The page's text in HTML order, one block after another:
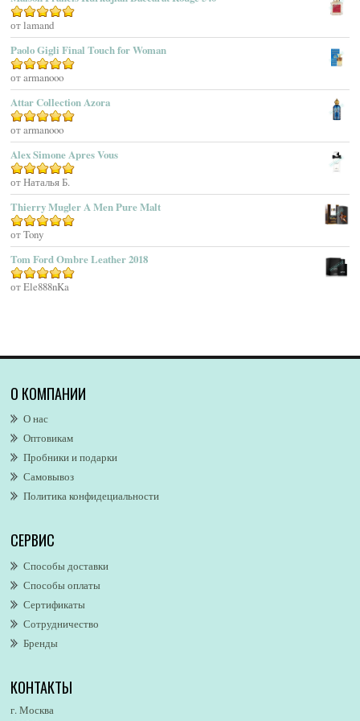
Agatha Ruiz De La Prada
Agatho Parfum
Agent Provocateur
Agnes B
Agonist
Ahjaar
Aigner
Aj Arabia (Widian)
Ajmal
Akro
Al Hamatt
Al Haramain
Al-Jazeera
Alex Simone
Alexander McQueen
Alexandre. J
Alford & Hoff
Alfred Dunhill
Alfred Ritchy
Alfred Sung
AllSaints
Alsayad
Altaia
Alvarez Gomez
Alviero Martini
Alyson Oldoini
American Eagle
Оценка5из 5
от lamand
Paolo Gigli Final Touch for Woman
Оценка5из 5
от armanooo
Attar Collection Azora
Оценка5из 5
от armanooo
Alex Simone Apres Vous
Оценка5из 5
от Наталья Б.
Thierry Mugler A Men Pure Malt
Оценка
от Tony
Tom Ford Ombre Leather 2018
Оценка5из 5
от Ele888nKa
О КОМПАНИИ
О нас
Оптовикам
Пробники и подарки
Самовывоз
Политика конфидециальности
СЕРВИС
Способы доставки
Способы оплаты
Сертификаты
Сотрудничество
Бренды
КОНТАКТЫ
г. Москва